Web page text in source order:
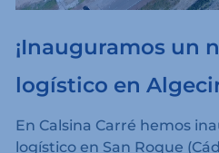
¡Inauguramos un
logístico en
En Calsina Carré hemos
logístico en San Roque